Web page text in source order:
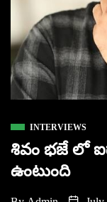
INTERVIEWS
శివం భజే లో
ఉంటుంది